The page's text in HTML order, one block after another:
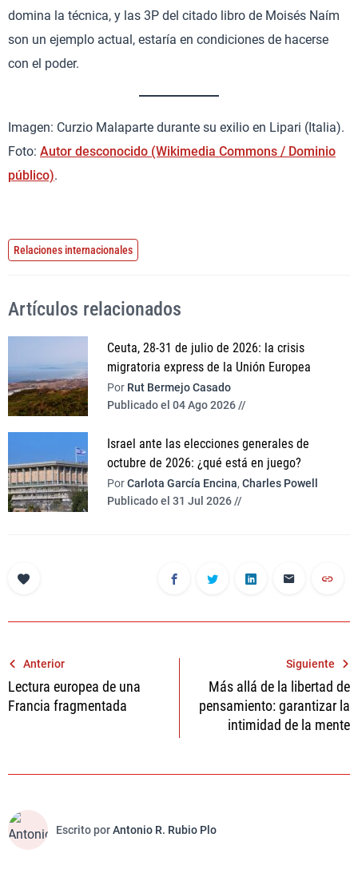
domina la técnica, y las 3P del citado libro de Moisés Naím
son un ejemplo actual, estaría en condiciones de hacerse
con el poder.
Imagen: Curzio Malaparte durante su exilio en Lipari (Italia).
Foto: Autor desconocido (Wikimedia Commons / Dominio
público).
Relaciones internacionales
Artículos relacionados
Ceuta, 28-31 de julio de 2026: la crisis
migratoria express de la Unión Europea
Por Rut Bermejo Casado
Publicado el 04 Ago 2026 //
Israel ante las elecciones generales de
octubre de 2026: ¿qué está en juego?
PorCarlota García Encina, Charles Powell
Publicado el 31 Jul 2026 //
Navegación
de
entradas
Anterior
Lectura europea de una
Francia fragmentada
Siguiente
Más allá de la libertad de
pensamiento: garantizar la
intimidad de la mente
Escrito porAntonio R. Rubio Plo